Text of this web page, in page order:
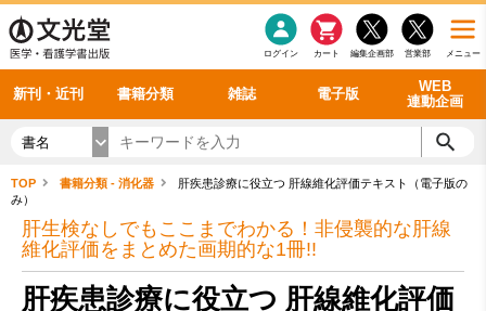
メニュー
営業部
編集企画部
カート
ログイン
新刊・近刊 書籍分類 雑誌 電子版
WEB
連動企画
感染症 老年医学
看護・介護
呼吸器
循環器
シリーズ一覧
雑誌投稿規定
理学療法
雑誌案内・年間購読 最新号 バックナンバー
電子書籍
電子雑誌
書籍「データに基づく臨床動作分析」WEB動画
書籍「眼手術学」WEB動画
書籍「神経症候学 II 改訂第二版」 WEB動画
新刊一覧
今後の発行予定
書名
TOP 書籍分類 - 消化器
肝疾患診療に役立つ 肝線維化評価テキスト（電子版の
み）
肝生検なしでもここまでわかる！非侵襲的な肝線
維化評価をまとめた画期的な1冊!!
肝疾患診療に役立つ 肝線維化評価